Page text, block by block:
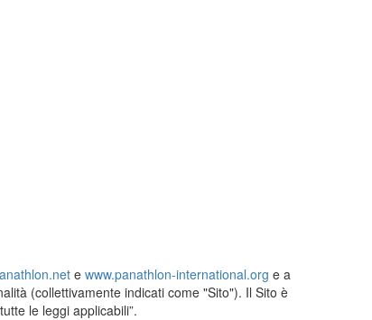
e www.panathlon-international.org e a
(collettivamente indicati come "Sito"). Il Sito è
le leggi applicabili”.